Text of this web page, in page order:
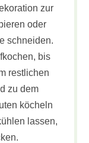
zur
oder
schneiden.
bis
restlichen
zu dem
köcheln
lassen,